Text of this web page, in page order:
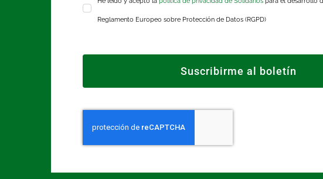
Reglamento Europeo sobre Protección de Datos (RGPD)
Suscribirme al boletín